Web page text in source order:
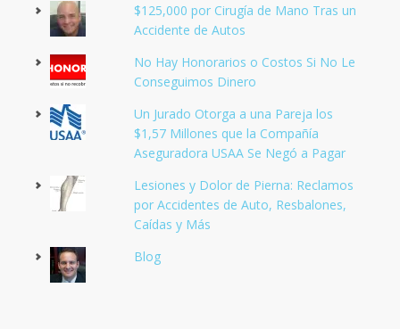
$125,000 por Cirugía de Mano Tras un
Accidente de Autos
No Hay Honorarios o Costos Si No Le
Conseguimos Dinero
Un Jurado Otorga a una Pareja los
$1,57 Millones que la Compañía
Aseguradora USAA Se Negó a Pagar
Lesiones y Dolor de Pierna: Reclamos
por Accidentes de Auto, Resbalones,
Caídas y Más
Blog